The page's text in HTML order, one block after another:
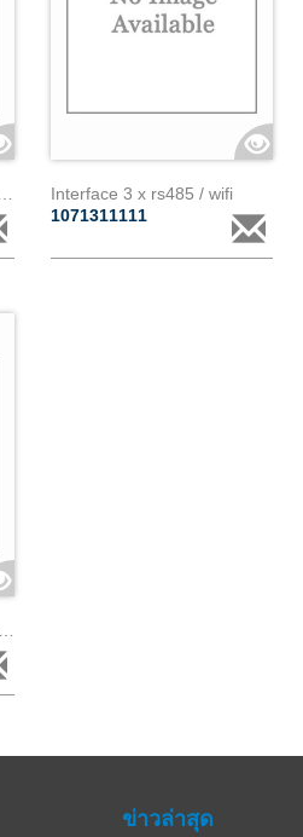
Interface 3 x rs485 / wifi
1071311111
ข่าวล่าสุด